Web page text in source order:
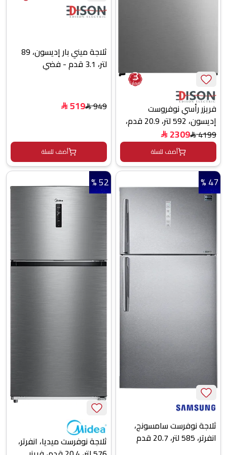
3
سنوات
ضمان
فريزر رأسي نوفروست
إديسون، 592 لتر، 20.9 قدم،
خاصية التحويل لثلاجة، إنفرتر،
EDIF590INV - فضي
4199
$
2309
$
أضف للسلة
ثلاجة ميني بار إديسون، 89
لتر، 3.1 قدم - فضي
949
$
519
$
أضف للسلة
ثلاجة نوفرست سامسونج،
انفرتر، 585 لتر، 20.7 قدم
47 %
ثلاجة نوفرست ميديا، انفرتر،
52 %